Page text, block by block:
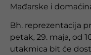
Mađarske i
Bh. reprezentacija
petak, 29. maja, od
utakmica bit će